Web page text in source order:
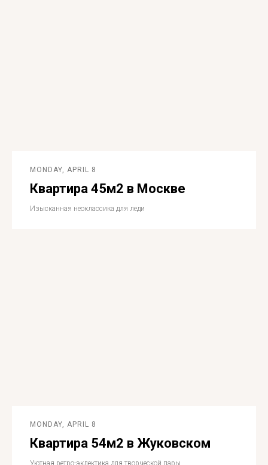
MONDAY, APRIL 8
Квартира 45м2 в Москве
Изысканная неоклассика для леди
MONDAY, APRIL 8
Квартира 54м2 в Жуковском
Уютная ретро-эклектика для творческой пары